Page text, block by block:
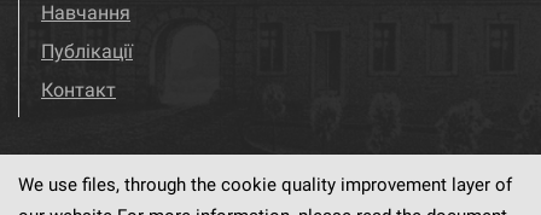
Навчання
Публікації
Контакт
Visit us! Facebook
We use files, through the cookie quality improvement layer of